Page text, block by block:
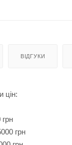
ВІДГУКИ
цін:
грн